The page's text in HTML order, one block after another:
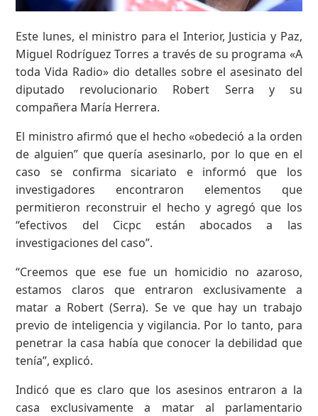
Este lunes, el ministro para el Interior, Justicia y Paz,
Miguel Rodríguez Torres a través de su programa «A
toda Vida Radio» dio detalles sobre el asesinato del
diputado revolucionario Robert Serra y su
compañera María Herrera.
El ministro afirmó que el hecho «obedeció a la orden
de alguien” que quería asesinarlo, por lo que en el
caso se confirma sicariato e informó que los
investigadores encontraron elementos que
permitieron reconstruir el hecho y agregó que los
“efectivos del Cicpc están abocados a las
investigaciones del caso”.
“Creemos que ese fue un homicidio no azaroso,
estamos claros que entraron exclusivamente a
matar a Robert (Serra). Se ve que hay un trabajo
previo de inteligencia y vigilancia. Por lo tanto, para
penetrar la casa había que conocer la debilidad que
tenía”, explicó.
Indicó que es claro que los asesinos entraron a la
casa exclusivamente a matar al parlamentario